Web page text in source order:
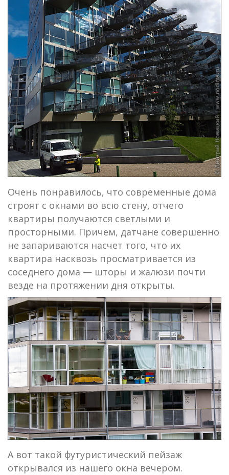
Очень понравилось, что современные дома
строят с окнами во всю стену, отчего
квартиры получаются светлыми и
просторными. Причем, датчане совершенно
не запариваются насчет того, что их
квартира насквозь просматривается из
соседнего дома — шторы и жалюзи почти
везде на протяжении дня открыты.
А вот такой футуристический пейзаж
открывался из нашего окна вечером.